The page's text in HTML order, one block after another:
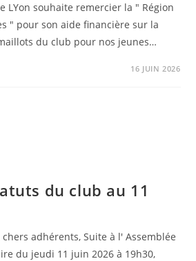
LYon souhaite remercier la " Région
" pour son aide financière sur la
du club pour nos jeunes…
16 JUIN 2026
du club au 11
adhérents, Suite à l' Assemblée
du jeudi 11 juin 2026 à 19h30,